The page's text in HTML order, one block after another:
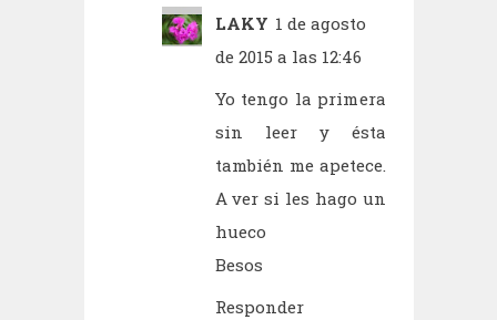
LAKY 1 de agosto
de 2015 a las 12:46
Yo tengo la primera
sin leer y ésta
también me apetece.
A ver si les hago un
hueco
Besos
Responder